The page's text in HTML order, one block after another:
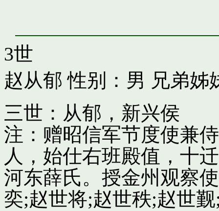
3世
赵从郁 性别：男 兄弟姊
三世：从郁，新兴侯
注：赠昭信军节度使兼
人，始仕右班殿值，十
河东薛氏。授金州观察
奕;赵世将;赵世秩;赵世